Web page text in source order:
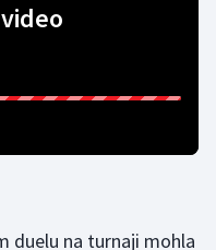
duelu na turnaji mohla